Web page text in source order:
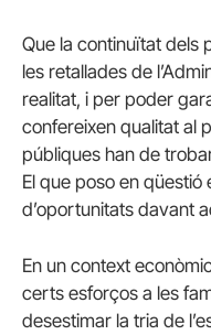
Que la continuïtat dels
les retallades de
realitat, i per poder
confereixen qualitat al
públiques han de
El que poso en qüestió
d’oportunitats davant
En un context
certs esforços a les
desestimar la tria de